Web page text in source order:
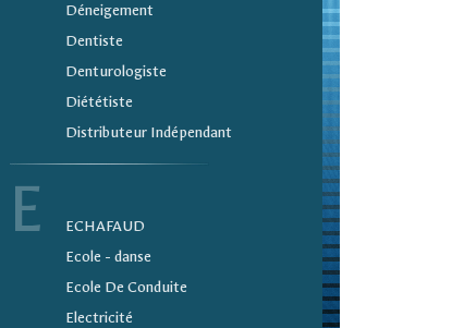
Déneigement
Dentiste
Denturologiste
Diététiste
Distributeur Indépendant
E
ECHAFAUD
Ecole - danse
Ecole De Conduite
Electricité